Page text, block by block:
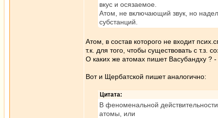
вкус и осязаемое.
Атом, не включающий звук, но
субстанций.
Атом, в состав которого не входит
т.к. для того, чтобы существовать с т.з.
О каких же атомах пишет Васубандху ?
Вот и Щербатской пишет аналогично:
Цитата:
В феноменальной
атомы, или